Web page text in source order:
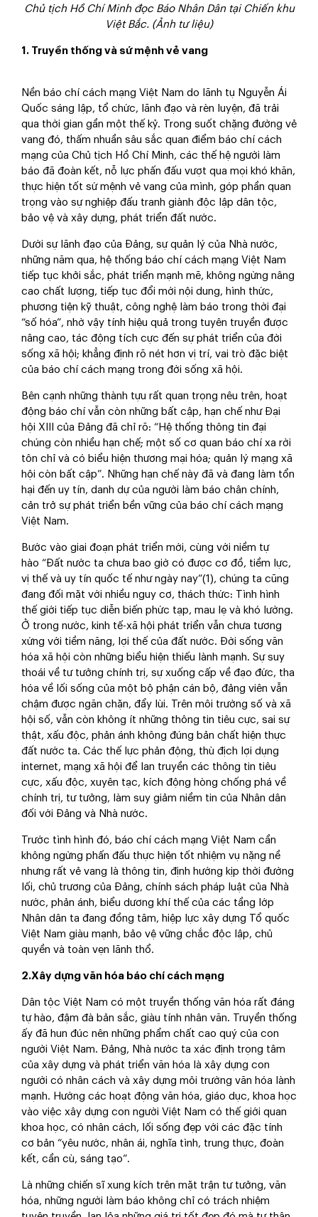
Chủ tịch Hồ Chí Minh đọc Báo Nhân Dân tại Chiến khu
Việt Bắc. (Ảnh tư liệu)
1. Truyền thống và sứ mệnh vẻ vang
Nền báo chí cách mạng Việt Nam do lãnh tụ Nguyễn Ái
Quốc sáng lập, tổ chức, lãnh đạo và rèn luyện, đã trải
qua thời gian gần một thế kỷ. Trong suốt chặng đường vẻ
vang đó, thấm nhuần sâu sắc quan điểm báo chí cách
mạng của Chủ tịch Hồ Chí Minh, các thế hệ người làm
báo đã đoàn kết, nỗ lực phấn đấu vượt qua mọi khó khăn,
thực hiện tốt sứ mệnh vẻ vang của mình, góp phần quan
trọng vào sự nghiệp đấu tranh giành độc lập dân tộc,
bảo vệ và xây dựng, phát triển đất nước.
Dưới sự lãnh đạo của Đảng, sự quản lý của Nhà nước,
những năm qua, hệ thống báo chí cách mạng Việt Nam
tiếp tục khởi sắc, phát triển mạnh mẽ, không ngừng nâng
cao chất lượng, tiếp tục đổi mới nội dung, hình thức,
phương tiện kỹ thuật, công nghệ làm báo trong thời đại
“số hóa”, nhờ vậy tính hiệu quả trong tuyên truyền được
nâng cao, tác động tích cực đến sự phát triển của đời
sống xã hội; khẳng định rõ nét hơn vị trí, vai trò đặc biệt
của báo chí cách mạng trong đời sống xã hội.
Bên cạnh những thành tựu rất quan trọng nêu trên, hoạt
động báo chí vẫn còn những bất cập, hạn chế như Đại
hội XIII của Đảng đã chỉ rõ: “Hệ thống thông tin đại
chúng còn nhiều hạn chế; một số cơ quan báo chí xa rời
tôn chỉ và có biểu hiện thương mại hóa; quản lý mạng xã
hội còn bất cập”. Những hạn chế này đã và đang làm tổn
hại đến uy tín, danh dự của người làm báo chân chính,
cản trở sự phát triển bền vững của báo chí cách mạng
Việt Nam.
Bước vào giai đoạn phát triển mới, cùng với niềm tự
hào “Đất nước ta chưa bao giờ có được cơ đồ, tiềm lực,
vị thế và uy tín quốc tế như ngày nay”(1), chúng ta cũng
đang đối mặt với nhiều nguy cơ, thách thức: Tình hình
thế giới tiếp tục diễn biến phức tạp, mau lẹ và khó lường.
Ở trong nước, kinh tế-xã hội phát triển vẫn chưa tương
xứng với tiềm năng, lợi thế của đất nước. Đời sống văn
hóa xã hội còn những biểu hiện thiếu lành mạnh. Sự suy
thoái về tư tưởng chính trị, sự xuống cấp về đạo đức, tha
hóa về lối sống của một bộ phận cán bộ, đảng viên vẫn
chậm được ngăn chặn, đẩy lùi. Trên môi trường số và xã
hội số, vẫn còn không ít những thông tin tiêu cực, sai sự
thật, xấu độc, phản ánh không đúng bản chất hiện thực
đất nước ta. Các thế lực phản động, thù địch lợi dụng
internet, mạng xã hội để lan truyền các thông tin tiêu
cực, xấu độc, xuyên tạc, kích động hòng chống phá về
chính trị, tư tưởng, làm suy giảm niềm tin của Nhân dân
đối với Đảng và Nhà nước.
Trước tình hình đó, báo chí cách mạng Việt Nam cần
không ngừng phấn đấu thực hiện tốt nhiệm vụ nặng nề
nhưng rất vẻ vang là thông tin, định hướng kịp thời đường
lối, chủ trương của Đảng, chính sách pháp luật của Nhà
nước, phản ánh, biểu dương khí thế của các tầng lớp
Nhân dân ta đang đồng tâm, hiệp lực xây dựng Tổ quốc
Việt Nam giàu mạnh, bảo vệ vững chắc độc lập, chủ
quyền và toàn vẹn lãnh thổ.
2.Xây dựng văn hóa báo chí cách mạng
Dân tộc Việt Nam có một truyền thống văn hóa rất đáng
tự hào, đậm đà bản sắc, giàu tính nhân văn. Truyền thống
ấy đã hun đúc nên những phẩm chất cao quý của con
người Việt Nam. Đảng, Nhà nước ta xác định trọng tâm
của xây dựng và phát triển văn hóa là xây dựng con
người có nhân cách và xây dựng môi trường văn hóa lành
mạnh. Hướng các hoạt động văn hóa, giáo dục, khoa học
vào việc xây dựng con người Việt Nam có thế giới quan
khoa học, có nhân cách, lối sống đẹp với các đặc tính
cơ bản “yêu nước, nhân ái, nghĩa tình, trung thực, đoàn
kết, cần cù, sáng tạo”.
Là những chiến sĩ xung kích trên mặt trận tư tưởng, văn
hóa, những người làm báo không chỉ có trách nhiệm